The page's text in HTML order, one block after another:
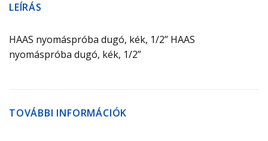
LEÍRÁS
HAAS nyomáspróba dugó, kék, 1/2” HAAS
nyomáspróba dugó, kék, 1/2”
TOVÁBBI INFORMÁCIÓK